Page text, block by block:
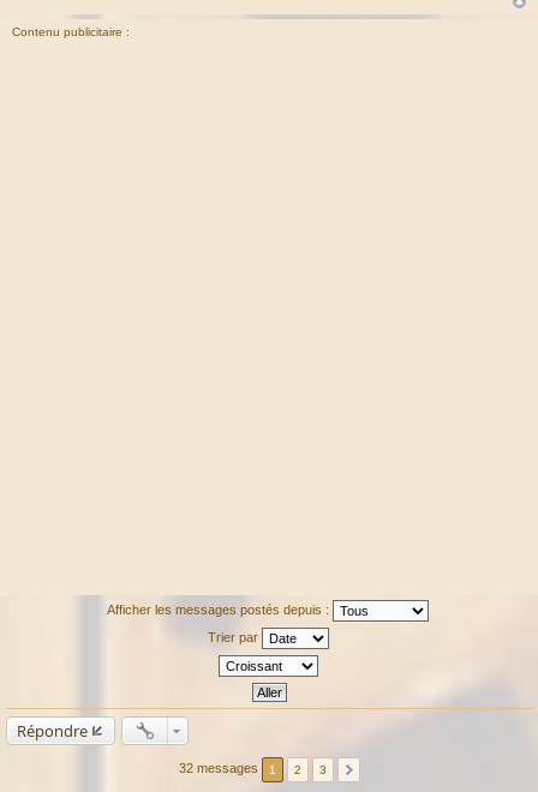
Contenu publicitaire :
Afficher les messages postés depuis :
Trier par
Répondre
32 messages 1 2 3